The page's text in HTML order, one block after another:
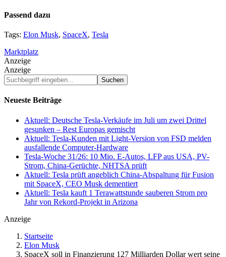
Passend dazu
Tags: Elon Musk, SpaceX, Tesla
Marktplatz
Anzeige
Anzeige
Suchbegriff
eingeben...
Neueste Beiträge
Aktuell: Deutsche Tesla-Verkäufe im Juli um zwei Drittel
gesunken – Rest Europas gemischt
Aktuell: Tesla-Kunden mit Light-Version von FSD melden
ausfallende Computer-Hardware
Tesla-Woche 31/26: 10 Mio. E-Autos, LFP aus USA, PV-
Strom, China-Gerüchte, NHTSA prüft
Aktuell: Tesla prüft angeblich China-Abspaltung für Fusion
mit SpaceX, CEO Musk dementiert
Aktuell: Tesla kauft 1 Terawattstunde sauberen Strom pro
Jahr von Rekord-Projekt in Arizona
Anzeige
Startseite
Elon Musk
SpaceX soll in Finanzierung 127 Milliarden Dollar wert seine